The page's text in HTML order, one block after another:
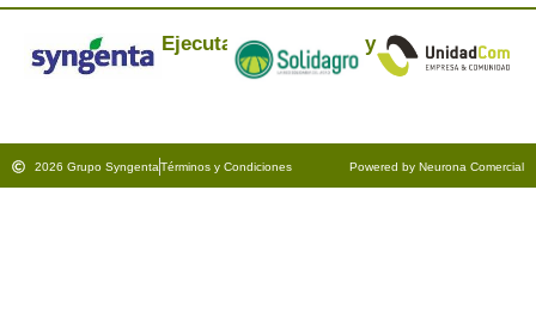
Ejecuta: y
2026 Grupo SyngentaTérminos y Condiciones Powered by Neurona Comercial